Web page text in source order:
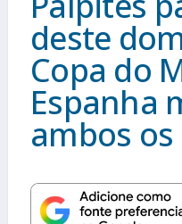
deste
Copa do
Espanha
ambos